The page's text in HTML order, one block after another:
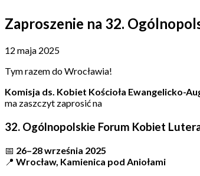
Zaproszenie na 32.
12 maja 2025
Tym razem do Wrocławia!
Komisja ds. Kobiet Kościoła Ewangelicko-
ma zaszczyt zaprosić na
32. Ogólnopolskie Forum Kobiet
📅 26–28 września 2025
📍 Wrocław, Kamienica pod Aniołami